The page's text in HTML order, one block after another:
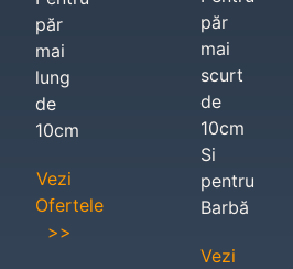
păr
mai
lung
de
10cm
Vezi
Ofertele
>>
păr
mai
scurt
de
10cm
Si
pentru
Barbă
Vezi